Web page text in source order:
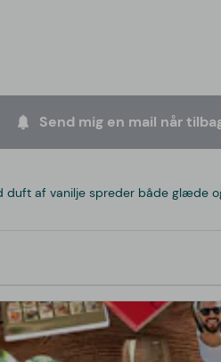
Send mig en mail når
af vanilje spreder både glæde